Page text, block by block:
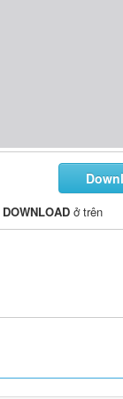
DOWNLOAD ở trên